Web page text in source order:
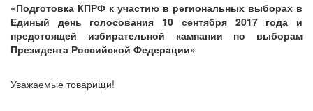
«Подготовка КПРФ к участию в региональных выборах в
Единый день голосования 10 сентября 2017 года и
предстоящей избирательной кампании по выборам
Президента Российской Федерации»
Уважаемые товарищи!